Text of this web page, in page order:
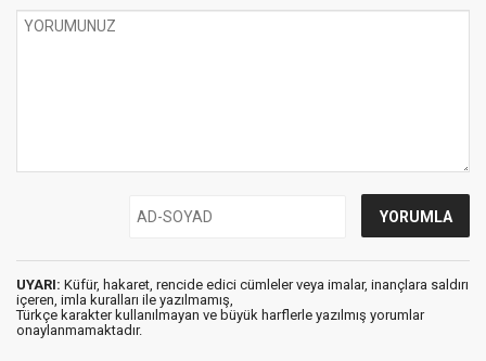
UYARI: Küfür, hakaret, rencide edici cümleler veya imalar, inançlara saldırı
içeren, imla kuralları ile yazılmamış,
Türkçe karakter kullanılmayan ve büyük harflerle yazılmış yorumlar
onaylanmamaktadır.